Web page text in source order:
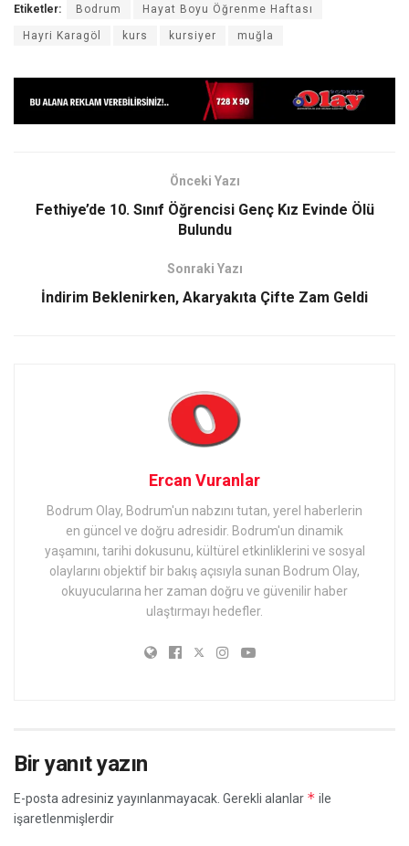
Etiketler: Bodrum Hayat Boyu Öğrenme Haftası
Hayri Karagöl kurs kursiyer muğla
Önceki Yazı
Fethiye’de 10. Sınıf Öğrencisi Genç Kız Evinde Ölü
Bulundu
Sonraki Yazı
İndirim Beklenirken, Akaryakıta Çifte Zam Geldi
Ercan Vuranlar
Bodrum Olay, Bodrum'un nabzını tutan, yerel haberlerin
en güncel ve doğru adresidir. Bodrum'un dinamik
yaşamını, tarihi dokusunu, kültürel etkinliklerini ve sosyal
olaylarını objektif bir bakış açısıyla sunan Bodrum Olay,
okuyucularına her zaman doğru ve güvenilir haber
ulaştırmayı hedefler.
Bir yanıt yazın
E-posta adresiniz yayınlanmayacak. Gerekli alanlar * ile
işaretlenmişlerdir